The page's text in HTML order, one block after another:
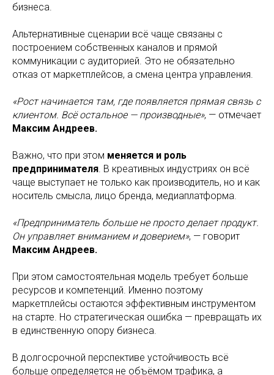
бизнеса.
Альтернативные сценарии всё чаще связаны с
построением собственных каналов и прямой
коммуникации с аудиторией. Это не обязательно
отказ от маркетплейсов, а смена центра управления.
«Рост начинается там, где появляется прямая связь с
клиентом. Всё остальное — производные», — отмечает
Максим Андреев.
Важно, что при этом меняется и роль
предпринимателя. В креативных индустриях он всё
чаще выступает не только как производитель, но и как
носитель смысла, лицо бренда, медиаплатформа.
«Предприниматель больше не просто делает продукт.
Он управляет вниманием и доверием», — говорит
Максим Андреев.
При этом самостоятельная модель требует больше
ресурсов и компетенций. Именно поэтому
маркетплейсы остаются эффективным инструментом
на старте. Но стратегическая ошибка — превращать их
в единственную опору бизнеса.
В долгосрочной перспективе устойчивость всё
больше определяется не объёмом трафика, а